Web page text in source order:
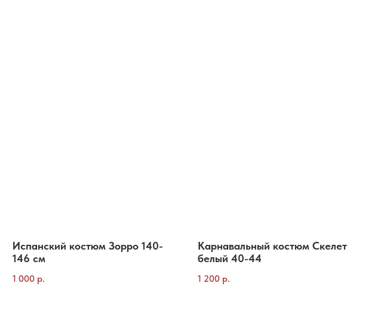
Испанский костюм Зорро 140-
146 см
1 000 р.
Карнавальный костюм Скелет
белый 40-44
1 200 р.